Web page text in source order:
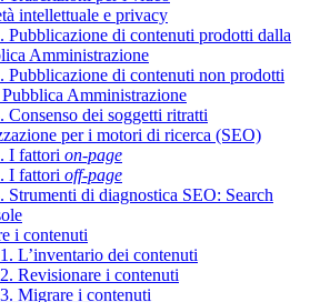
intellettuale e privacy
Pubblicazione di contenuti prodotti dalla
Amministrazione
Pubblicazione di contenuti non prodotti
Amministrazione
Consenso dei soggetti ritratti
per i motori di ricerca (SEO)
I fattori on-page
I fattori off-page
Strumenti di diagnostica SEO: Search
i contenuti
L’inventario dei contenuti
Revisionare i contenuti
Migrare i contenuti